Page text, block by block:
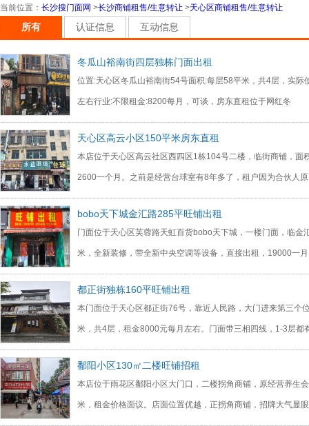
当前位置 ： 长沙搜门面网 >长沙商铺租售/生意转让 >天心区商铺租售/生意转让
所有 认证信息 互动信息
冬瓜山裕南街四层独栋门面出租
位置:天心区冬瓜山裕南街54号面积:每层58平米，共4层，实际
左右行业:不限租金:8200每月，可谈，房东直租位于网红冬
天心区高云小区150平米房东直租
本店位于天心区高云社区西四区1栋104号二楼，临街商铺，面
2600一个月。之前是经营台球室有8年多了，租户因为合伙人
bobo天下城金汇路285平旺铺出租
门面位于天心区芙蓉路天虹百货bobo天下城，一楼门面，临金
米，全新装修，带全新中央空调等设备，直接出租，19000一
都正街独栋160平旺铺出租
本门面位于天心区都正街76号，靠近人民路，大门进来第三个
米，共4层，租金8000元每月左右。门面带三相四线，1-3层都
鄱阳小区130㎡二楼旺铺招租
本店位于雨花区鄱阳小区大门口，二楼拐角商铺，原经营养生
米，租金价格面议。店面位置优越，正拐角商铺，招牌大气显